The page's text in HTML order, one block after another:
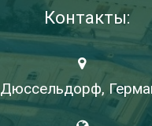
Контакты:
Дюссельдорф,